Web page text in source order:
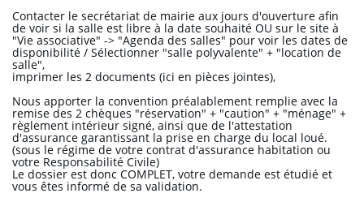
Contacter le secrétariat de mairie aux jours d'ouverture afin
de voir si la salle est libre à la date souhaité OU sur le site à
"Vie associative" -> "Agenda des salles" pour voir les dates de
disponibilité / Sélectionner "salle polyvalente" + "location de
salle",
imprimer les 2 documents (ici en pièces jointes),
Nous apporter la convention préalablement remplie avec la
remise des 2 chèques "réservation" + "caution" + "ménage" +
règlement intérieur signé, ainsi que de l'attestation
d'assurance garantissant la prise en charge du local loué.
(sous le régime de votre contrat d'assurance habitation ou
votre Responsabilité Civile)
Le dossier est donc COMPLET, votre demande est étudié et
vous êtes informé de sa validation.